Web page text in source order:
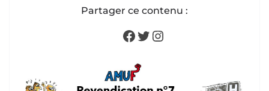
Partager ce contenu :
Facebook
Twitter
Instagram